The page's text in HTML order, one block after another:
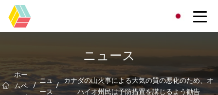
ニュース
ホー
ムペ / ニュ
ース
/ カナダの山火事による大気の質の悪化のため、オ
ハイオ州民は予防措置を講じるよう勧告